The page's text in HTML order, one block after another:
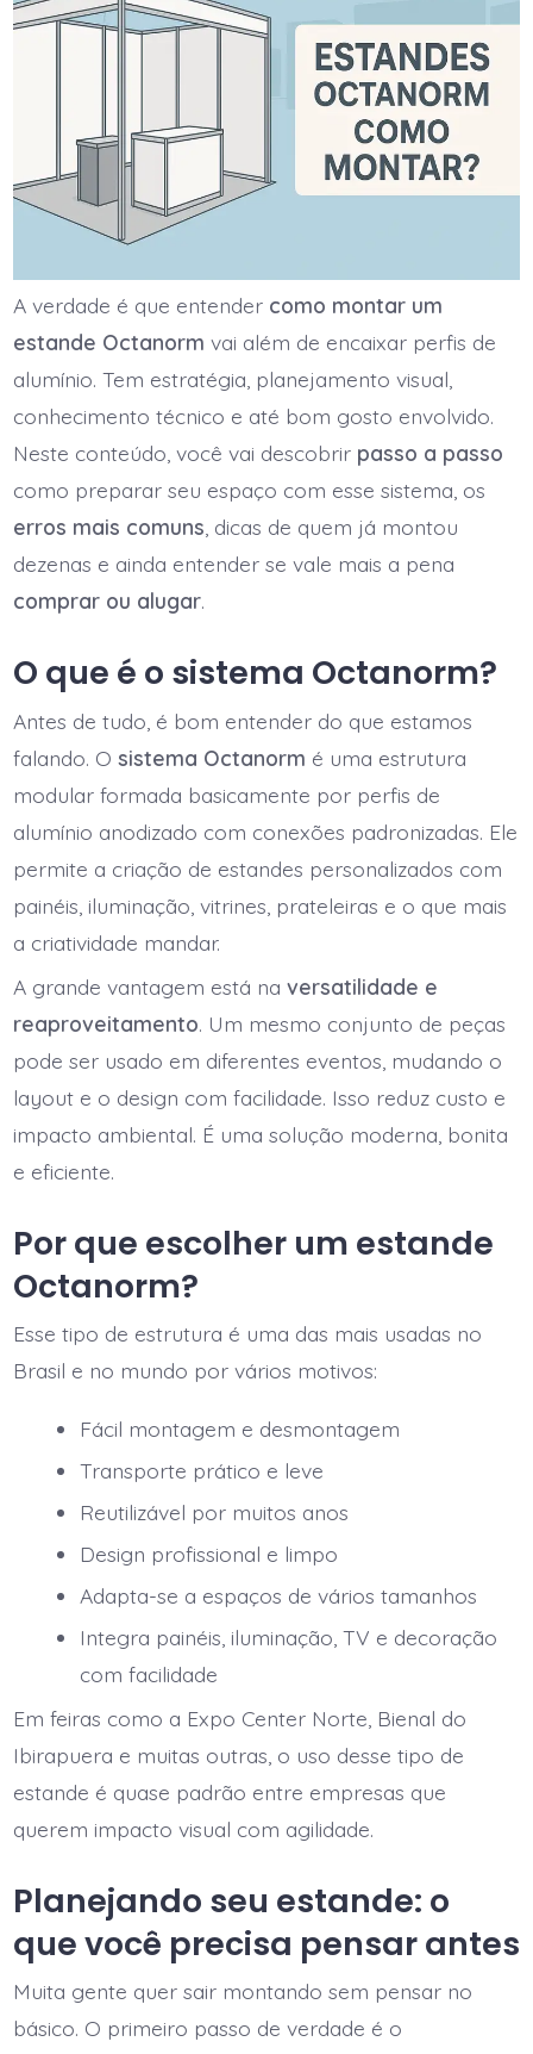
A verdade é que entender como montar um
estande Octanorm vai além de encaixar perfis de
alumínio. Tem estratégia, planejamento visual,
conhecimento técnico e até bom gosto envolvido.
Neste conteúdo, você vai descobrir passo a passo
como preparar seu espaço com esse sistema, os
erros mais comuns , dicas de quem já montou
dezenas e ainda entender se vale mais a pena
comprar ou alugar.
O que é o sistema Octanorm?
Antes de tudo, é bom entender do que estamos
falando. O sistema Octanorm é uma estrutura
modular formada basicamente por perfis de
alumínio anodizado com conexões padronizadas. Ele
permite a criação de estandes personalizados com
painéis, iluminação, vitrines, prateleiras e o que mais
a criatividade mandar.
A grande vantagem está na versatilidade e
reaproveitamento. Um mesmo conjunto de peças
pode ser usado em diferentes eventos, mudando o
layout e o design com facilidade. Isso reduz custo e
impacto ambiental. É uma solução moderna, bonita
e eficiente.
Por que escolher um estande
Octanorm?
Esse tipo de estrutura é uma das mais usadas no
Brasil e no mundo por vários motivos:
Fácil montagem e desmontagem
Transporte prático e leve
Reutilizável por muitos anos
Design profissional e limpo
Adapta-se a espaços de vários tamanhos
Integra painéis, iluminação, TV e decoração
com facilidade
Em feiras como a Expo Center Norte, Bienal do
Ibirapuera e muitas outras, o uso desse tipo de
estande é quase padrão entre empresas que
querem impacto visual com agilidade.
Planejando seu estande: o
que você precisa pensar antes
Muita gente quer sair montando sem pensar no
básico. O primeiro passo de verdade é o